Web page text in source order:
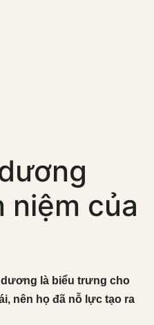
niệm của
là biểu trưng cho
nên họ đã nỗ lực tạo ra